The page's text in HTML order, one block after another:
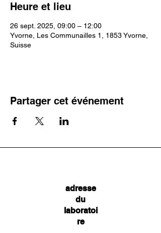
Heure et lieu
26 sept. 2025, 09:00 – 12:00
Yvorne, Les Communailles 1, 1853 Yvorne,
Suisse
Partager cet événement
adresse
du
laboratoi
re